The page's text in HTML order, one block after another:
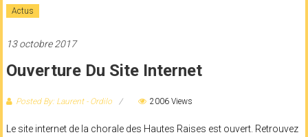
Actus
13 octobre 2017
Ouverture Du Site Internet
Posted By: Laurent - Ordilo 2006 Views
Le site internet de la chorale des Hautes Raises est ouvert. Retrouvez